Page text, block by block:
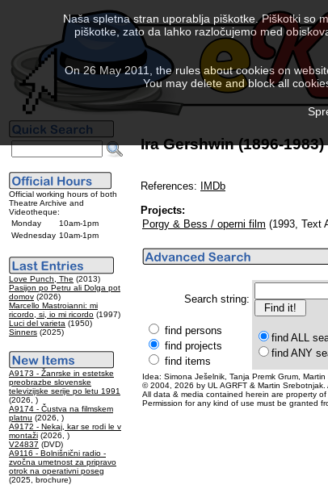
Official working hours of both
Theatre Archive and
Videotheque:
Monday
10am-1pm
Wednesday 10am-1pm
Love Punch, The (2013)
Pasijon po Petru ali Dolga pot
domov (2026)
Marcello Mastroianni: mi
ricordo, si, io mi ricordo (1997)
Luci del varieta (1950)
Sinners (2025)
A9173 - Žanrske in estetske
preobrazbe slovenske
televizijske serije po letu 1991
(2026, )
A9174 - Čustva na filmskem
platnu (2026, )
A9172 - Nekaj, kar se rodi le v
montaži (2026, )
V24837 (DVD)
A9116 - Bolnišnični radio -
zvočna umetnost za pripravo
otrok na operativni poseg
(2025, brochure)
Ira Gershwin (1896-1983)
References:
IMDb
Projects:
Porgy & Bess / operni film (1993, Text
Search string:
find persons
find projects
find items
find ALL
find ANY
Idea: Simona Ješelnik, Tanja Premk Grum,
© 2004, 2026 by UL AGRFT & Martin Srebotnjak.
All data & media contained herein are property
Permission for any kind of use must be granted
Naša spletna stran uporablja piškotke. Piškotki so
piškotke, zato da lahko razločujemo med
On 26 May 2011, the rules about cookies on
You may delete and block all